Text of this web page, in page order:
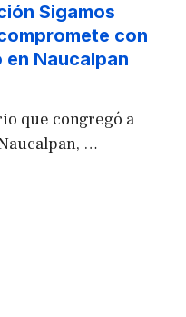
Sigamos
con
en Naucalpan
que congregó a
…